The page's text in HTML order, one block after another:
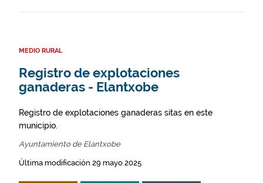
MEDIO RURAL
Registro de explotaciones
ganaderas - Elantxobe
Registro de explotaciones ganaderas sitas en este
municipio.
Ayuntamiento de Elantxobe
Última modificación 29 mayo 2025